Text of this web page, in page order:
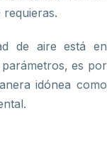
de aire está en
es por
idónea como